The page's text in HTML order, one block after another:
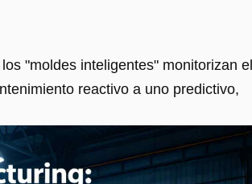
"moldes inteligentes" monitorizan el
reactivo a uno predictivo,